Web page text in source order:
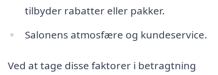
tilbyder rabatter eller pakker.
Salonens atmosfære og kundeservice.
Ved at tage disse faktorer i betragtning